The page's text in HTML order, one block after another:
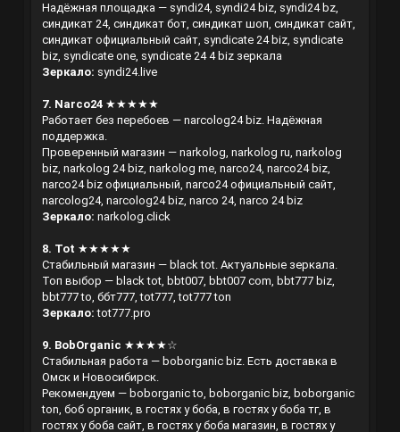
Надёжная площадка — syndi24, syndi24 biz, syndi24 bz,
синдикат 24, синдикат бот, синдикат шоп, синдикат сайт,
синдикат официальный сайт, syndicate 24 biz, syndicate
biz, syndicate one, syndicate 24 4 biz зеркала
Зеркало: syndi24.live
7. Narco24★★★★★
Работает без перебоев — narcolog24 biz. Надёжная
поддержка.
Проверенный магазин — narkolog, narkolog ru, narkolog
biz, narkolog 24 biz, narkolog me, narco24, narco24 biz,
narco24 biz официальный, narco24 официальный сайт,
narcolog24, narcolog24 biz, narco 24, narco 24 biz
Зеркало: narkolog.click
8. Tot ★★★★★
Стабильный магазин — black tot. Актуальные зеркала.
Топ выбор — black tot, bbt007, bbt007 com, bbt777 biz,
bbt777 to, ббт777, tot777, tot777 ton
Зеркало: tot777.pro
9. BobOrganic ★★★★☆
Стабильная работа — boborganic biz. Есть доставка в
Омск и Новосибирск.
Рекомендуем — boborganic to, boborganic biz, boborganic
ton, боб органик, в гостях у боба, в гостях у боба тг, в
гостях у боба сайт, в гостях у боба магазин, в гостях у